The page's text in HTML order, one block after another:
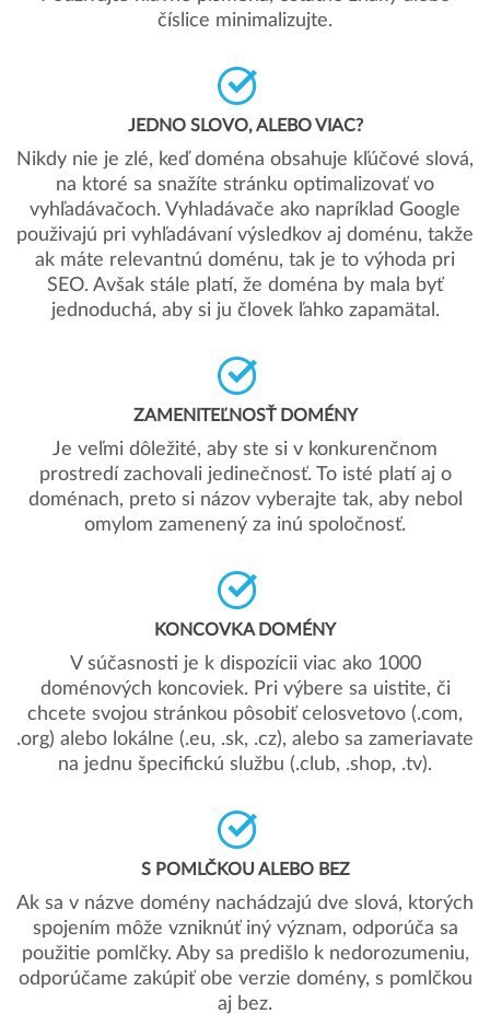
číslice minimalizujte.
JEDNO SLOVO, ALEBO VIAC?
Nikdy nie je zlé, keď doména obsahuje kľúčové slová,
na ktoré sa snažíte stránku optimalizovať vo
vyhľadávačoch. Vyhladávače ako napríklad Google
použivajú pri vyhľadávaní výsledkov aj doménu, takže
ak máte relevantnú doménu, tak je to výhoda pri
SEO. Avšak stále platí, že doména by mala byť
jednoduchá, aby si ju človek ľahko zapamätal.
ZAMENITEĽNOSŤ DOMÉNY
Je veľmi dôležité, aby ste si v konkurenčnom
prostredí zachovali jedinečnosť. To isté platí aj o
doménach, preto si názov vyberajte tak, aby nebol
omylom zamenený za inú spoločnosť.
KONCOVKA DOMÉNY
V súčasnosti je k dispozícii viac ako 1000
doménových koncoviek. Pri výbere sa uistite, či
chcete svojou stránkou pôsobiť celosvetovo (.com,
.org) alebo lokálne (.eu, .sk, .cz), alebo sa zameriavate
na jednu špecifickú službu (.club, .shop, .tv).
S POMLČKOU ALEBO BEZ
Ak sa v názve domény nachádzajú dve slová, ktorých
spojením môže vzniknúť iný význam, odporúča sa
použitie pomlčky. Aby sa predišlo k nedorozumeniu,
odporúčame zakúpiť obe verzie domény, s pomlčkou
aj bez.